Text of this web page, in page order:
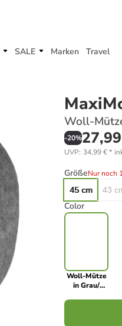
SALE Marken Travel
Woll-
-20%
UVP: 34,99 €*
GrößeNur noch
45 cm
43
Color
Woll-Mütze
in Grau/